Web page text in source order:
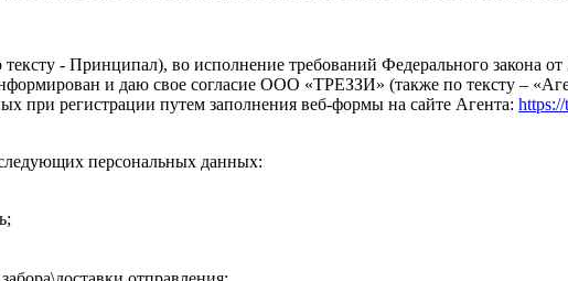
- Принципал), во исполнение требований Федерального закона
и даю свое согласие ООО «ТРЕЗЗИ» (также по тексту –
при регистрации путем заполнения веб-формы на сайте Агента:
персональных данных: